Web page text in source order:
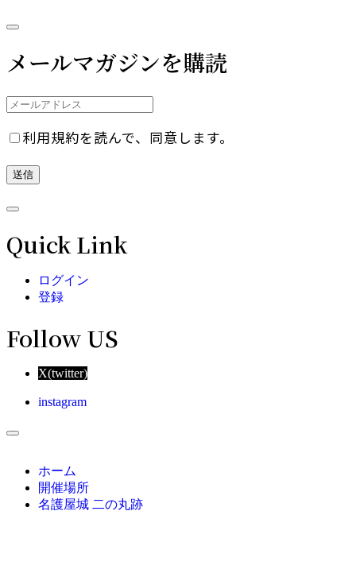
メールマガジンを購読
利用規約を読んで、同意します。
Quick Link
ログイン
登録
Follow US
X(twitter)
instagram
ホーム
開催場所
名護屋城 二の丸跡